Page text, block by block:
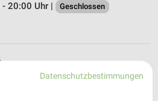
20:00 Uhr |
Geschlossen
Datenschutzbestimmungen